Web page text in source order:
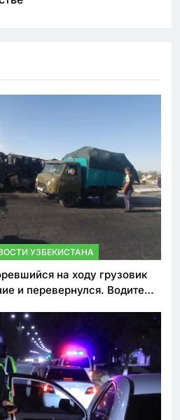
УЗБЕКИСТАНА
на ходу грузовик
и перевернулся. Водитель